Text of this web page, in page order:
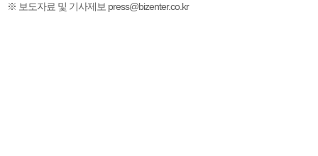
※ 보도자료 및 기사제보 press@bizenter.co.kr